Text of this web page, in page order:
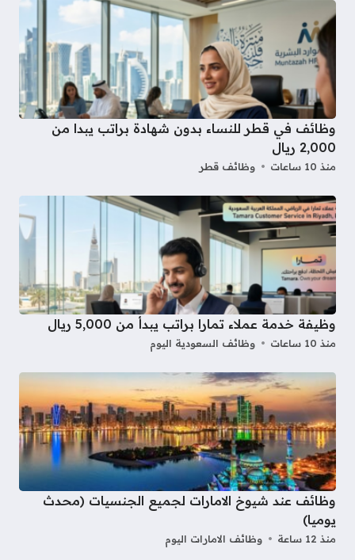
وظائف في قطر للنساء بدون شهادة براتب يبدا من
2,000 ريال
منذ 10 ساعات وظائف قطر
وظيفة خدمة عملاء تمارا براتب يبدأ من 5,000 ريال
منذ 10 ساعات وظائف السعودية اليوم
وظائف عند شيوخ الامارات لجميع الجنسيات (محدث
يوميا)
منذ 12 ساعة وظائف الامارات اليوم